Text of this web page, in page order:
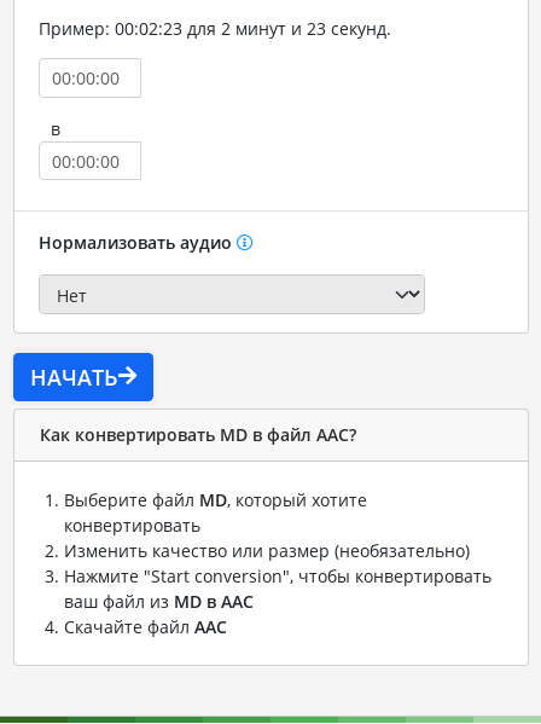
Пример: 00:02:23 для 2 минут и 23 секунд.
в
Нормализовать аудио
НАЧАТЬ
Как конвертировать MD в файл AAC?
Выберите файл MD, который хотите
конвертировать
Изменить качество или размер (необязательно)
Нажмите "Start conversion", чтобы конвертировать
ваш файл из MD в AAC
Скачайте файл AAC